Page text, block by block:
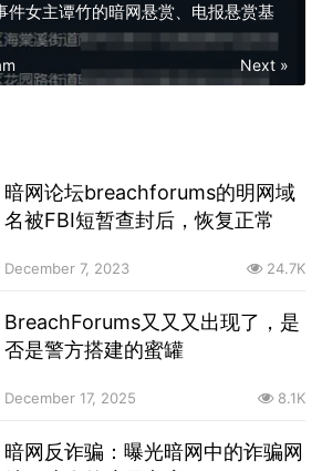
件女主谭竹的暗网悬赏、电报悬赏基
Next »
暗网论坛breachforums的明网域
名被FBI短暂查封后，恢复正常
December 7, 2023 24.7K
BreachForums又又又出现了，是
否是警方搭建的蜜罐
December 17, 2025 8.1K
暗网反诈骗：曝光暗网中的诈骗网